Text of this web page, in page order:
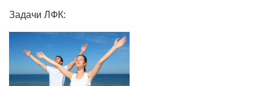
Задачи ЛФК: